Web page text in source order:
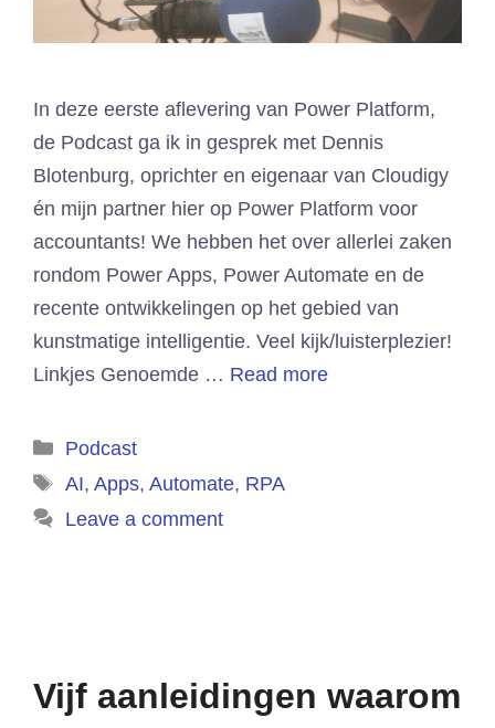
In deze eerste aflevering van Power Platform,
de Podcast ga ik in gesprek met Dennis
Blotenburg, oprichter en eigenaar van Cloudigy
én mijn partner hier op Power Platform voor
accountants! We hebben het over allerlei zaken
rondom Power Apps, Power Automate en de
recente ontwikkelingen op het gebied van
kunstmatige intelligentie. Veel kijk/luisterplezier!
Linkjes Genoemde … Read more
Categories
Podcast
Tags
AI, Apps, Automate, RPA
Leave a comment
Vijf aanleidingen waarom